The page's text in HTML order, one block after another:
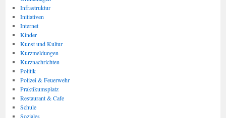
Infrastruktur
Initiativen
Internet
Kinder
Kunst und Kultur
Kurzmeldungen
Kurznachrichten
Politik
Polizei & Feuerwehr
Praktikumsplatz
Restaurant & Cafe
Schule
Soziales